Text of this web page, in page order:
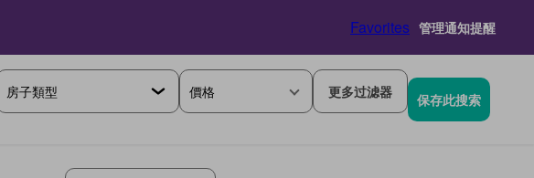
Favorites 管理通知提醒
價格 更多过滤器 保存此搜索